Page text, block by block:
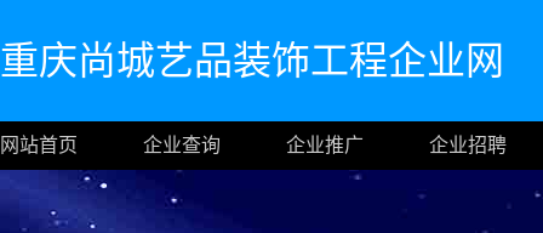
重庆尚城艺品装饰工程企业网
网站首页 企业查询 企业推广 企业招聘